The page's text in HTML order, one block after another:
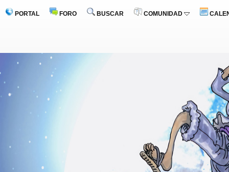
PORTAL FORO BUSCAR COMUNIDAD